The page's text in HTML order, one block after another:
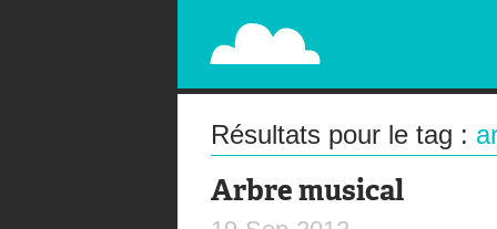
PAPERPLANE
STREET, AMBIENT, GUÉRILLA MARKETING
Résultats pour le tag :
Arbre musical